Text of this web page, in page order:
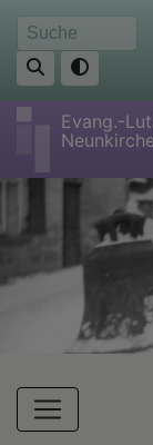
Direkt
zum
Inhalt
Suche
Evang.-